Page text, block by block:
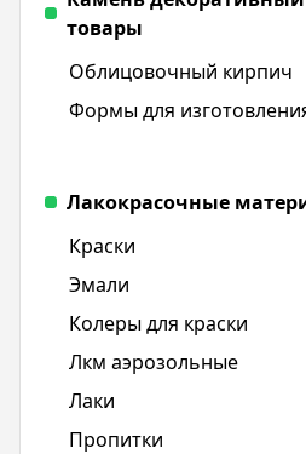
товары
Облицовочный кирпич
Формы для
Лакокрасочные
Краски
Эмали
Колеры для краски
Лкм аэрозольные
Лаки
Пропитки